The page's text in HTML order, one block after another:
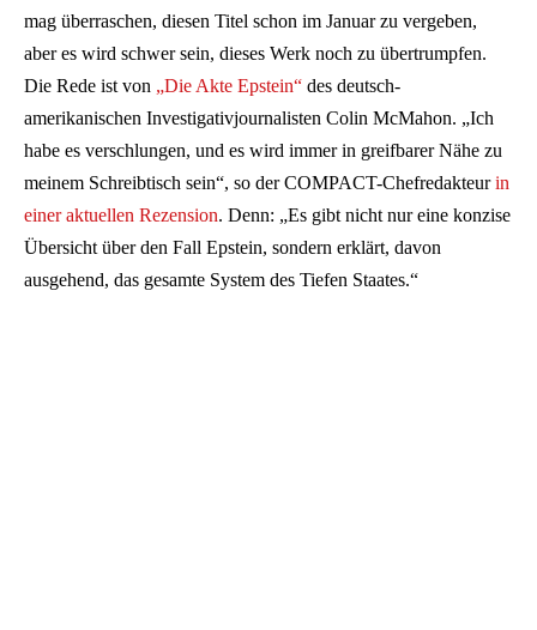
mag überraschen, diesen Titel schon im Januar zu vergeben,
aber es wird schwer sein, dieses Werk noch zu übertrumpfen.
Die Rede ist von „Die Akte Epstein“ des deutsch-
amerikanischen Investigativjournalisten Colin McMahon. „Ich
habe es verschlungen, und es wird immer in greifbarer Nähe zu
meinem Schreibtisch sein“, so der COMPACT-Chefredakteurin
einer aktuellen Rezension. Denn: „Es gibt nicht nur eine konzise
Übersicht über den Fall Epstein, sondern erklärt, davon
ausgehend, das gesamte System des Tiefen Staates.“